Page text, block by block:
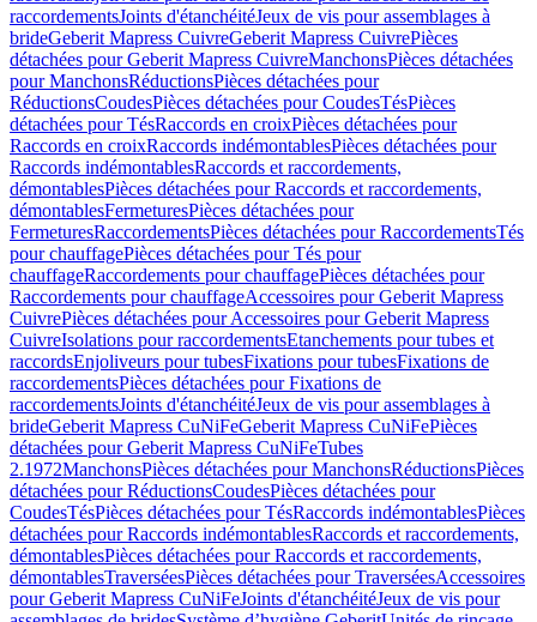
raccordementsJoints d'étanchéitéJeux de vis pour assemblages à
brideGeberit Mapress CuivreGeberit Mapress CuivrePièces
détachées pour Geberit Mapress CuivreManchonsPièces détachées
pour ManchonsRéductionsPièces détachées pour
RéductionsCoudesPièces détachées pour CoudesTésPièces
détachées pour TésRaccords en croixPièces détachées pour
Raccords en croixRaccords indémontablesPièces détachées pour
Raccords indémontablesRaccords et raccordements,
démontablesPièces détachées pour Raccords et raccordements,
démontablesFermeturesPièces détachées pour
FermeturesRaccordementsPièces détachées pour RaccordementsTés
pour chauffagePièces détachées pour Tés pour
chauffageRaccordements pour chauffagePièces détachées pour
Raccordements pour chauffageAccessoires pour Geberit Mapress
CuivrePièces détachées pour Accessoires pour Geberit Mapress
CuivreIsolations pour raccordementsEtanchements pour tubes et
raccordsEnjoliveurs pour tubesFixations pour tubesFixations de
raccordementsPièces détachées pour Fixations de
raccordementsJoints d'étanchéitéJeux de vis pour assemblages à
brideGeberit Mapress CuNiFeGeberit Mapress CuNiFePièces
détachées pour Geberit Mapress CuNiFeTubes
2.1972ManchonsPièces détachées pour ManchonsRéductionsPièces
détachées pour RéductionsCoudesPièces détachées pour
CoudesTésPièces détachées pour TésRaccords indémontablesPièces
détachées pour Raccords indémontablesRaccords et raccordements,
démontablesPièces détachées pour Raccords et raccordements,
démontablesTraverséesPièces détachées pour TraverséesAccessoires
pour Geberit Mapress CuNiFeJoints d'étanchéitéJeux de vis pour